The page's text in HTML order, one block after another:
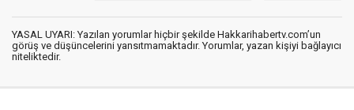
YASAL UYARI: Yazılan yorumlar hiçbir şekilde Hakkarihabertv.com’un
görüş ve düşüncelerini yansıtmamaktadır. Yorumlar, yazan kişiyi bağlayıcı
niteliktedir.